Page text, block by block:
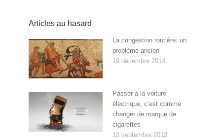
Articles au hasard
La congestion routière: un
problème ancien
19 décembre 2014
Passer à la voiture
électrique, c’est comme
changer de marque de
cigarettes
13 septembre 2013